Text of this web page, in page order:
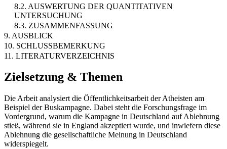
8.2. AUSWERTUNG DER QUANTITATIVEN
UNTERSUCHUNG
8.3. ZUSAMMENFASSUNG
9. AUSBLICK
10. SCHLUSSBEMERKUNG
11. LITERATURVERZEICHNIS
Zielsetzung & Themen
Die Arbeit analysiert die Öffentlichkeitsarbeit der Atheisten am
Beispiel der Buskampagne. Dabei steht die Forschungsfrage im
Vordergrund, warum die Kampagne in Deutschland auf Ablehnung
stieß, während sie in England akzeptiert wurde, und inwiefern diese
Ablehnung die gesellschaftliche Meinung in Deutschland
widerspiegelt.